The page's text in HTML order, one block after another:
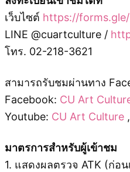
เว็บไซต์ https://forms.gle/
LINE @cuartculture /
โทร. 02-218-3621
สามารถรับชมผ่านทาง
Facebook: CU Art
Youtube: CU Art Culture ,
มาตรการสำหรับผู้เข้าชม
1. แสดงผลตรวจ ATK (ก่อ